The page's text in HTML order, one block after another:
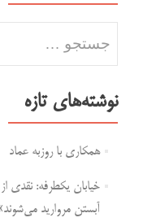
نوشته‌های تازه
همکاری با روزبه عماد
خیابان یکطرفه:
آبستن مروارید